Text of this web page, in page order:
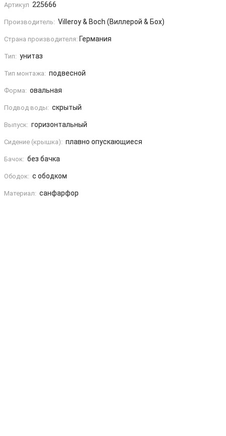
Артикул 225666
Производитель: Villeroy & Boch (Виллерой & Бох)
Страна производителя: Германия
Тип: унитаз
Тип монтажа: подвесной
Форма: овальная
Подвод воды: скрытый
Выпуск: горизонтальный
Сидение (крышка): плавно опускающиеся
Бачок: без бачка
Ободок: с ободком
Материал: санфарфор